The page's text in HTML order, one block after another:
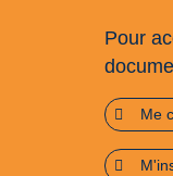
Pour
Me